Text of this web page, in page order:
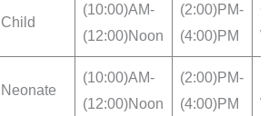
Child
(10:00)AM-
(12:00)Noon
(2:00)PM-
(4:00)PM
Neonate
(10:00)AM-
(12:00)Noon
(2:00)PM-
(4:00)PM